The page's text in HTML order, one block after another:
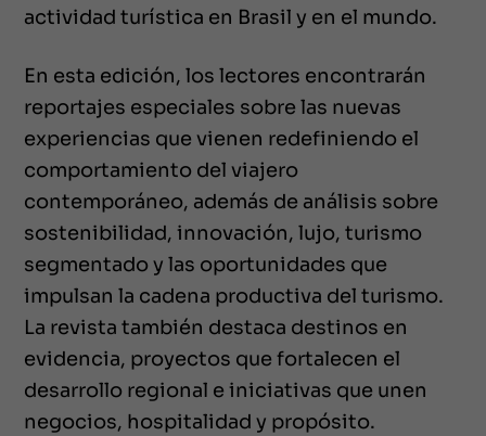
actividad turística en Brasil y en el mundo.
En esta edición, los lectores encontrarán
reportajes especiales sobre las nuevas
experiencias que vienen redefiniendo el
comportamiento del viajero
contemporáneo, además de análisis sobre
sostenibilidad, innovación, lujo, turismo
segmentado y las oportunidades que
impulsan la cadena productiva del turismo.
La revista también destaca destinos en
evidencia, proyectos que fortalecen el
desarrollo regional e iniciativas que unen
negocios, hospitalidad y propósito.